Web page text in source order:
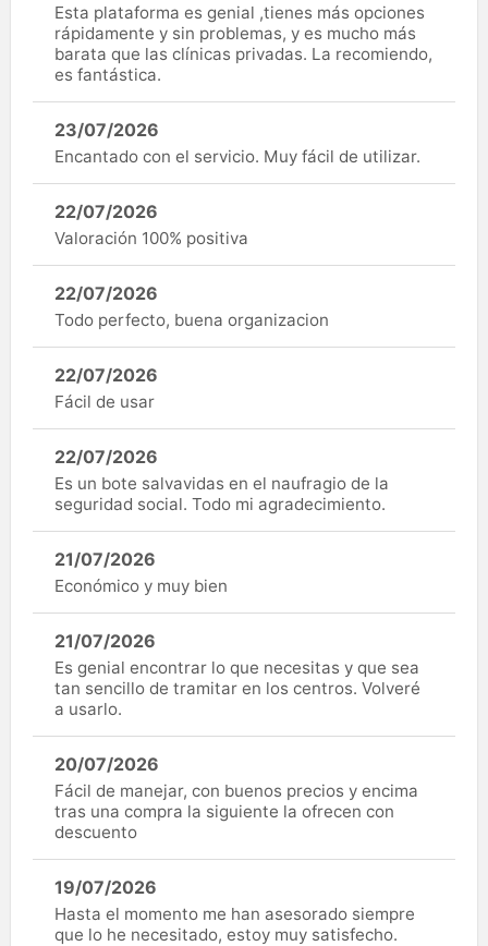
Esta plataforma es genial ,tienes más opciones
rápidamente y sin problemas, y es mucho más
barata que las clínicas privadas. La recomiendo,
es fantástica.
23/07/2026
Encantado con el servicio. Muy fácil de utilizar.
22/07/2026
Valoración 100% positiva
22/07/2026
Todo perfecto, buena organizacion
22/07/2026
Fácil de usar
22/07/2026
Es un bote salvavidas en el naufragio de la
seguridad social. Todo mi agradecimiento.
21/07/2026
Económico y muy bien
21/07/2026
Es genial encontrar lo que necesitas y que sea
tan sencillo de tramitar en los centros. Volveré
a usarlo.
20/07/2026
Fácil de manejar, con buenos precios y encima
tras una compra la siguiente la ofrecen con
descuento
19/07/2026
Hasta el momento me han asesorado siempre
que lo he necesitado, estoy muy satisfecho.